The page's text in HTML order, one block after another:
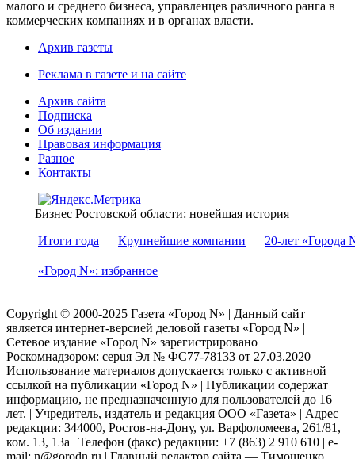
малого и среднего бизнеса, управленцев различного ранга в
коммерческих компаниях и в органах власти.
Архив газеты
Реклама в газете и на сайте
Архив сайта
Подписка
Об издании
Правовая информация
Разное
Контакты
Бизнес Ростовской области: новейшая история
Итоги года
Крупнейшие компании 20-лет «Города
«Город N»: избранное
Copyright © 2000-2025 Газета «Город N» | Данный сайт
является интернет-версией деловой газеты «Город N» |
Сетевое издание «Город N» зарегистрировано
Роскомнадзором: серuя Эл № ФС77-78133 от 27.03.2020 |
Использование материалов допускается только с активной
ссылкой на публикации «Город N» | Публикации содержат
информацию, не предназначенную для пользователей до 16
лет. | Учредитель, издатель и редакция ООО «Газета» | Адрес
редакции: 344000, Ростов-на-Дону, ул. Варфоломеева, 261/81,
ком. 13, 13а | Телефон (факс) редакции: +7 (863) 2 910 610 | e-